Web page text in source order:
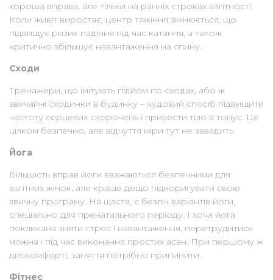
хороша вправа, але тільки на ранніх строках вагітності.
Коли живіт виростає, центр тяжіння змінюється, що
підвищує ризик падіння під час катання, а також
критично збільшує навантаження на спину.
Сходи
Тренажери, що імітують підйом по сходах, або ж
звичайні сходинки в будинку – чудовий спосіб підвищити
частоту серцевих скорочень і привести тіло в тонус. Це
цілком безпечно, але відчуття міри тут не завадить.
Йога
Більшість вправ йоги вважаються безпечними для
вагітних жінок, але краще дещо підкоригувати свою
звичну програму. На щастя, є безліч варіантів йоги,
спеціально для пренатального періоду. І хоча йога
покликана зняти стрес і навантаження, перетрудитись
можна і під час виконання простих асан. При першому ж
дискомфорті, заняття потрібно припинити.
Фітнес